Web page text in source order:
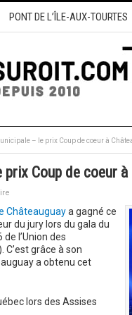
PONT DE L’ÎLE-AUX-TOURTES
– le prix Coup de coeur à
Coup de coeur à
Châteauguaya gagné ce
du jury lors du gala du
l’Union des
C’est grâce à son
a obtenu cet
lors des Assises